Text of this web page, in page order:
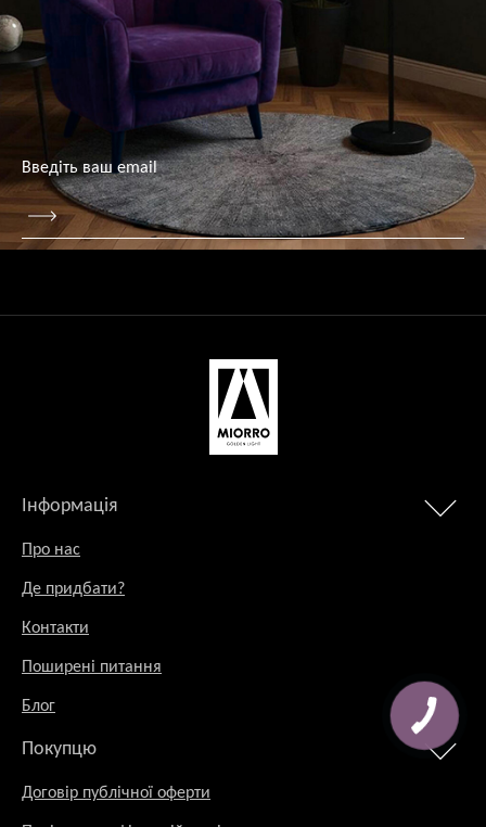
Інформація
Про нас
Де придбати?
Контакти
Поширені питання
Блог
Покупцю
Договір публічної оферти